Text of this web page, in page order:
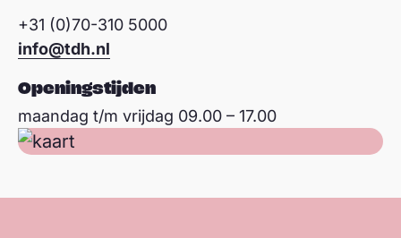
+31 (0)70-310 5000
info@tdh.nl
Openingstijden
maandag t/m vrijdag 09.00 – 17.00